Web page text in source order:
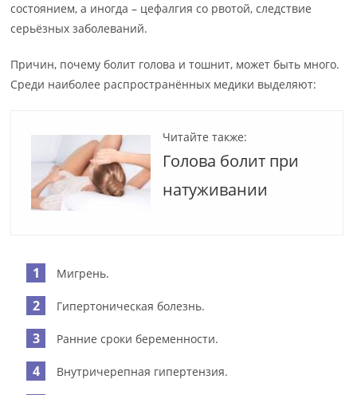
состоянием, а иногда – цефалгия со рвотой, следствие
серьёзных заболеваний.
Причин, почему болит голова и тошнит, может быть много.
Среди наиболее распространённых медики выделяют:
Читайте также:
Голова болит при
натуживании
Мигрень.
Гипертоническая болезнь.
Ранние сроки беременности.
Внутричерепная гипертензия.